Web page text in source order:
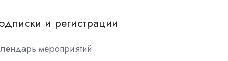
и регистрации
мероприятий